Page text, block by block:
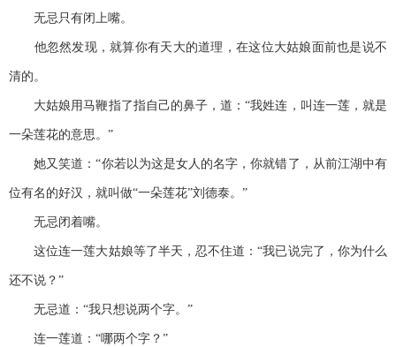
无忌只有闭上嘴。
他忽然发现，就算你有天大的道理，在这位大姑娘面前也是说不
清的。
大姑娘用马鞭指了指自己的鼻子，道：“我姓连，叫连一莲，就是
一朵莲花的意思。”
她又笑道：“你若以为这是女人的名字，你就错了，从前江湖中有
位有名的好汉，就叫做“一朵莲花”刘德泰。”
无忌闭着嘴。
这位连一莲大姑娘等了半天，忍不住道：“我已说完了，你为什么
还不说？”
无忌道：“我只想说两个字。”
连一莲道：“哪两个字？”